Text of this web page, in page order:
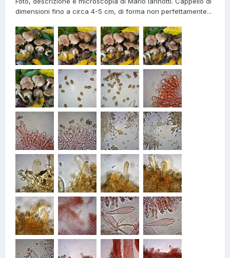
dimensioni fino a circa 4-5 cm, di forma non perfettamente...